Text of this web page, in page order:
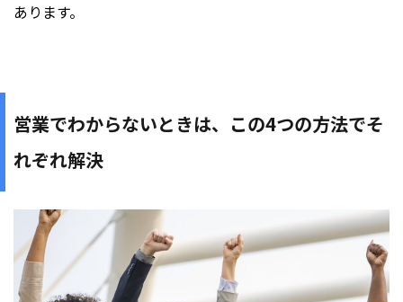
あります。
営業でわからないときは、この4つの方法でそ
れぞれ解決